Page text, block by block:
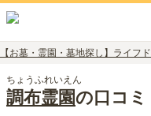
【お墓・霊園・墓地探し】ライフ
ちょうふれいえん
調布霊園の口コミ